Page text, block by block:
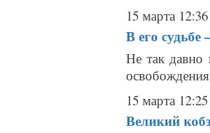
15 марта 12:36
В его
Не так
15 марта 12:25
Великий